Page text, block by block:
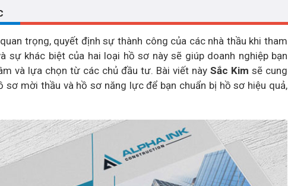
trọng, quyết định sự thành công của các nhà thầu khi tham
sự khác biệt của hai loại hồ sơ này sẽ giúp doanh nghiệp bạn
và lựa chọn từ các chủ đầu tư. Bài viết này Sắc Kim sẽ cung
mời thầu và hồ sơ năng lực để bạn chuẩn bị hồ sơ hiệu quả,